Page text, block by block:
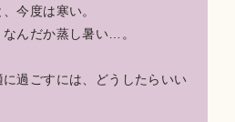
今度は寒い。
んだか蒸し暑い…。
過ごすには、どうしたらいい